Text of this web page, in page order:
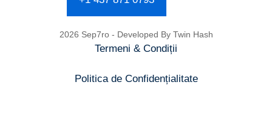
2026 Sep7ro - Developed By Twin Hash
Termeni & Condiții
Politica de Confidențialitate